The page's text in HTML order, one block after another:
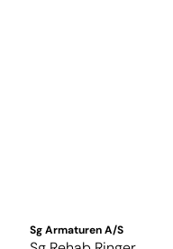
Sg Armaturen A/S